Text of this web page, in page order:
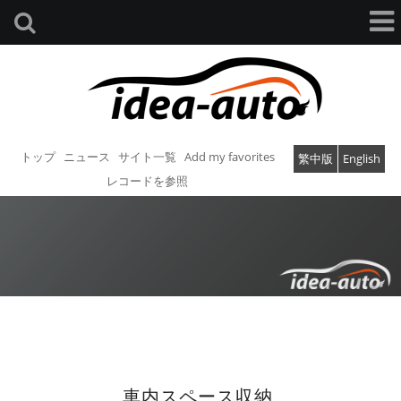
トップ ニュース サイト一覧 Add my favorites 繁中版
English
レコードを参照
車内スペース収納